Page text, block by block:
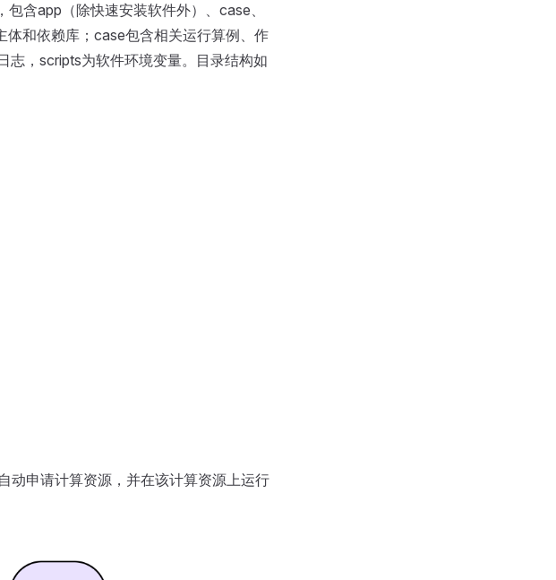
含app（除快速安装软件外）、case、
和依赖库；case包含相关运行算例、作
志，scripts为软件环境变量。目录结构如
动申请计算资源，并在该计算资源上运行